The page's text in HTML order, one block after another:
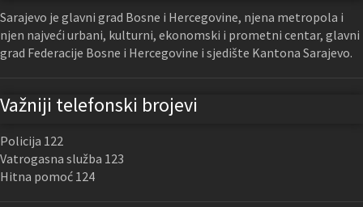
Sarajevo je glavni grad Bosne i Hercegovine, njena metropola i
njen najveći urbani, kulturni, ekonomski i prometni centar, glavni
grad Federacije Bosne i Hercegovine i sjedište Kantona Sarajevo.
Važniji telefonski brojevi
Policija 122
Vatrogasna služba 123
Hitna pomoć 124